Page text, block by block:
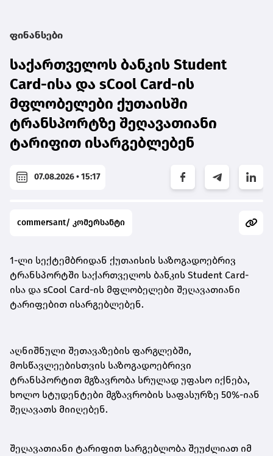
ფინანსები
საქართველოს ბანკის Student
Card-ისა და sCool Card-ის
მფლობელები ქუთაისში
ტრანსპორტზე შეღავათიანი
ტარიფით ისარგებლებენ
07.08.2026 • 15:17
commersant/ კომერსანტი
1-ლი სექტემბრიდან ქუთაისის საზოგადოებრივ
ტრანსპორტში საქართველოს ბანკის Student Card-
ისა და sCool Card-ის მფლობელები შეღავათიანი
ტარიფებით ისარგებლებენ.
აღნიშნული შეთავაზების ფარგლებში,
მოსწავლეებისთვის საზოგადოებრივი
ტრანსპორტით მგზავრობა სრულად უფასო იქნება,
ხოლო სტუდენტები მგზავრობის საფასურზე 50%-იან
შეღავათს მიიღებენ.
შეღავათიანი ტარიფით სარგებლობა შეუძლიათ იმ